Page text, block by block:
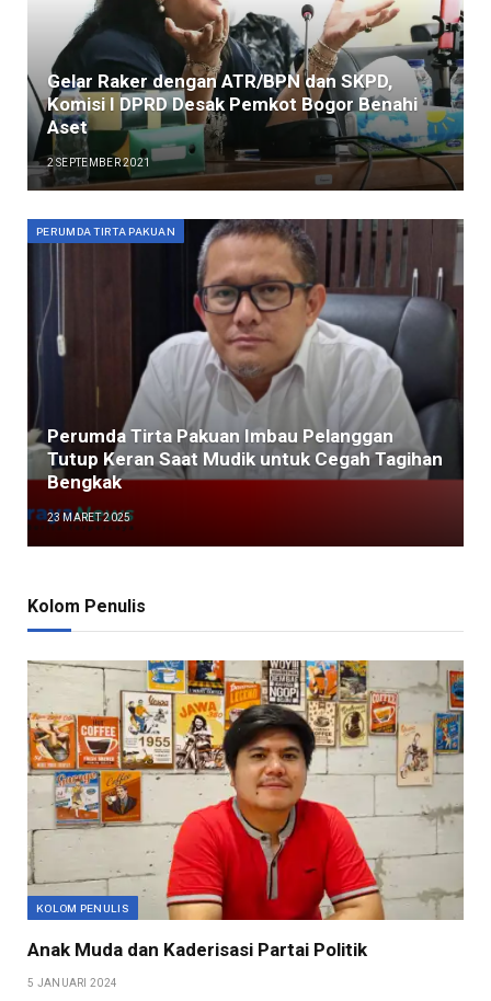
Gelar Raker dengan ATR/BPN dan SKPD,
Komisi I DPRD Desak Pemkot Bogor Benahi
Aset
2 SEPTEMBER 2021
PERUMDA TIRTA PAKUAN
Perumda Tirta Pakuan Imbau Pelanggan
Tutup Keran Saat Mudik untuk Cegah Tagihan
Bengkak
23 MARET 2025
Kolom Penulis
KOLOM PENULIS
Anak Muda dan Kaderisasi Partai Politik
5 JANUARI 2024